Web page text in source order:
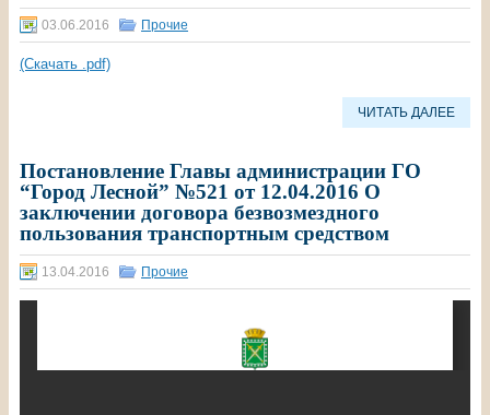
03.06.2016 Прочие
(Скачать .pdf)
ЧИТАТЬ ДАЛЕЕ
Постановление Главы администрации ГО
“Город Лесной” №521 от 12.04.2016 О
заключении договора безвозмездного
пользования транспортным средством
13.04.2016 Прочие